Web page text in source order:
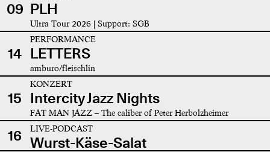
09 PLH
Ultra Tour 2026 | Support: SGB
14
PERFORMANCE
LETTERS
amburo/fleischlin
15
KONZERT
Intercity Jazz Nights
FAT MAN JAZZ – The caliber of Peter Herbolzheimer
16 LIVE-PODCAST
Wurst-Käse-Salat